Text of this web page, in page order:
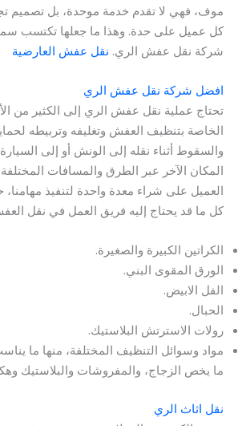
موف، فهي لا تقدم خدمة موحدة، بل تصميم
كل عميل على حدة. وهذا ما جعلها تكتسب
شركة نقل عفش الري. نقل عفش العارضية
افضل شركة نقل عفش الري
تحتاج عملية نقل عفش الري إلى الكثير من
الخاصة بتنظيف العفش وتغليفه وتربيطه
والسقوط أثناء نقله إلى الونش أو إلى
المكان الآخر عبر الطرق والمسافات
العميل على شراء معدة واحدة لتنفيذ مهامنا،
كل ما قد يحتاج إليه فريق العمل في نقل
الكراتين الكبيرة والصغيرة.
الورق المقوى البني.
الفل الابيض.
الحبال.
رولات الاسترتش البلاستيك.
مواد وسوائل التنظيف المختلفة، منها ما
ما يخص الزجاج، والمفروشات والبلاستيك
نقل اثاث الري